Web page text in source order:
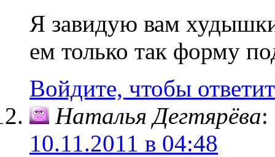
Я завидую вам
ем только так форму
Войдите, чтобы
Наталья Дегтярёва:
10.11.2011 в 04:48